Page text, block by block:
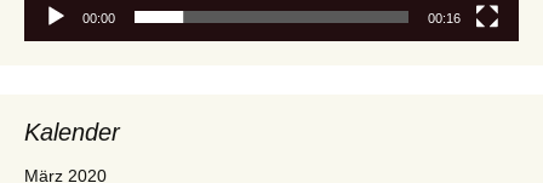
00:00 00:16
Kalender
März 2020